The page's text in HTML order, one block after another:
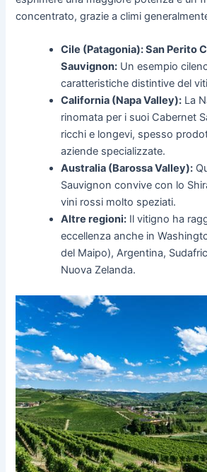
concentrato, grazie a climi
Cile (Patagonia): San Perito
Sauvignon: Un esempio
caratteristiche distintive del
California (Napa Valley): La
rinomata per i suoi Cabernet
ricchi e longevi, spesso
aziende specializzate.
Australia (Barossa Valley):
Sauvignon convive con lo
vini rossi molto speziati.
Altre regioni: Il vitigno ha
eccellenza anche in
del Maipo), Argentina,
Nuova Zelanda.